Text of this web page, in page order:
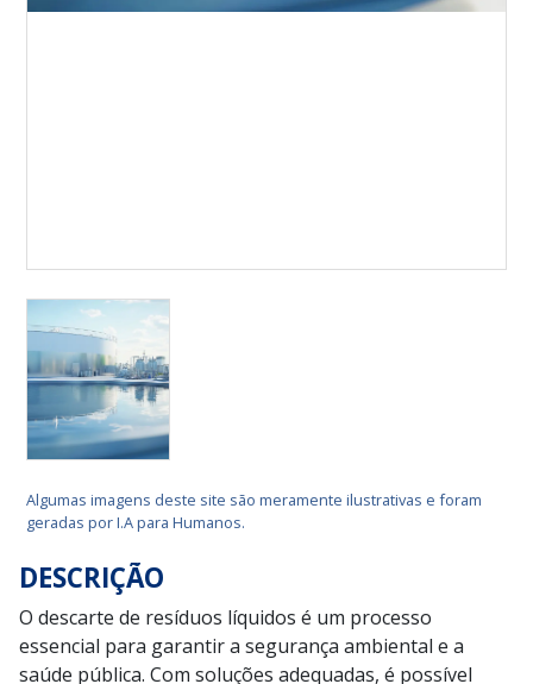
Algumas imagens deste site são meramente ilustrativas e foram
geradas por I.A para Humanos.
DESCRIÇÃO
O descarte de resíduos líquidos é um processo
essencial para garantir a segurança ambiental e a
saúde pública. Com soluções adequadas, é possível